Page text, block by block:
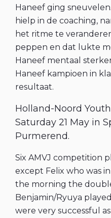
Haneef ging
hielp in de coaching,
het ritme te
peppen en dat lukte
Haneef mentaal
Haneef kampioen in
resultaat.
Holland-Noord
Saturday 21 May in
Purmerend.
Six AMVJ competition
except Felix who was
the morning the
Benjamin/Ryuya
were very successful